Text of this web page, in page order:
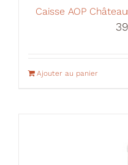
Caisse AOP
Ajouter au panier